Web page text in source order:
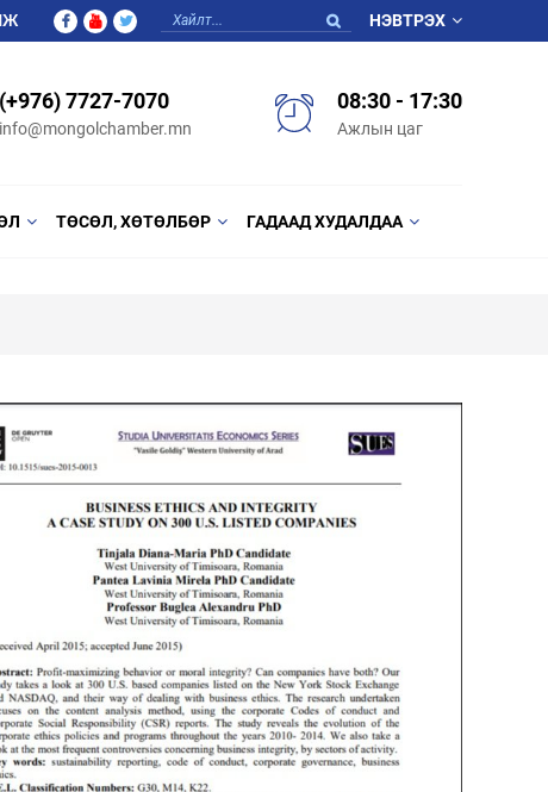
НЭВТРЭХ
(+976) 7727-7070
info@mongolchamber.mn
08:30 - 17:30
Ажлын цаг
ТӨСӨЛ, ХӨТӨЛБӨР ГАДААД ХУДАЛДАА